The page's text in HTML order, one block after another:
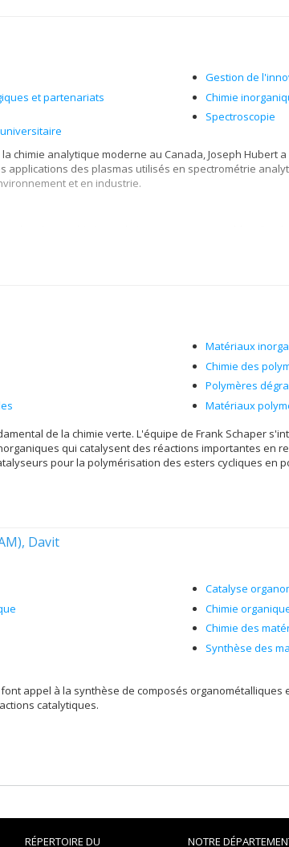
et partenariats
Gestion de
Chimie
Spectroscopie
chimie analytique moderne au Canada, Joseph Hubert
applications des plasmas utilisés en spectrométrie
et en industrie.
recherche en chimie analytique sont remarquables. Son
supérieurs en chimie analytique, plus de soixante-
Matériaux
Chimie des
Polymères
Matériaux
de la chimie verte. L'équipe de Frank Schaper
qui catalysent des réactions importantes en
pour la polymérisation des esters cycliques en
Davit
Catalyse
Chimie
Chimie des
Synthèse des
appel à la synthèse de composés
catalytiques.
RÉPERTOIRE DU NOTRE